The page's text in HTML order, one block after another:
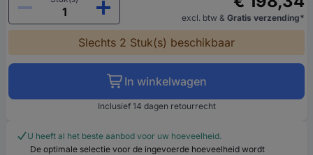
excl. btw & Gratis verzending*
Slechts 2 Stuk(s) beschikbaar
In winkelwagen
Inclusief 14 dagen retourrecht
U heeft al het beste aanbod voor uw hoeveelheid.
De optimale selectie voor de ingevoerde hoeveelheid wordt